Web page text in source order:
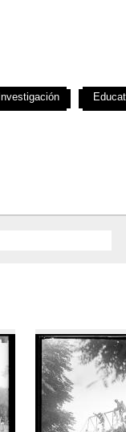
Investigación